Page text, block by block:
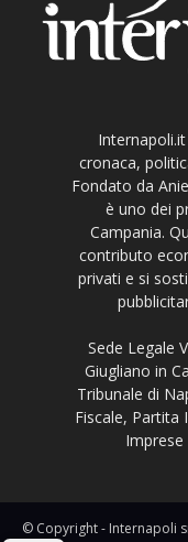
cronaca,
Fondato da
è uno dei
Campania.
contributo
privati e si
Sede Legale
Giugliano in
Tribunale di
Fiscale, Partita
Imprese
© Copyright - Internapoli